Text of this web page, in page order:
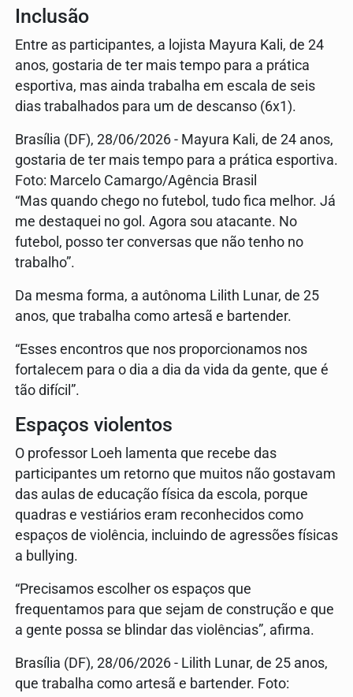
Inclusão
Entre as participantes, a lojista Mayura Kali, de 24
anos, gostaria de ter mais tempo para a prática
esportiva, mas ainda trabalha em escala de seis
dias trabalhados para um de descanso (6x1).
Brasília (DF), 28/06/2026 - Mayura Kali, de 24 anos,
gostaria de ter mais tempo para a prática esportiva.
Foto: Marcelo Camargo/Agência Brasil
“Mas quando chego no futebol, tudo fica melhor. Já
me destaquei no gol. Agora sou atacante. No
futebol, posso ter conversas que não tenho no
trabalho”.
Da mesma forma, a autônoma Lilith Lunar, de 25
anos, que trabalha como artesã e bartender.
“Esses encontros que nos proporcionamos nos
fortalecem para o dia a dia da vida da gente, que é
tão difícil”.
Espaços violentos
O professor Loeh lamenta que recebe das
participantes um retorno que muitos não gostavam
das aulas de educação física da escola, porque
quadras e vestiários eram reconhecidos como
espaços de violência, incluindo de agressões físicas
a bullying.
“Precisamos escolher os espaços que
frequentamos para que sejam de construção e que
a gente possa se blindar das violências”, afirma.
Brasília (DF), 28/06/2026 - Lilith Lunar, de 25 anos,
que trabalha como artesã e bartender. Foto: